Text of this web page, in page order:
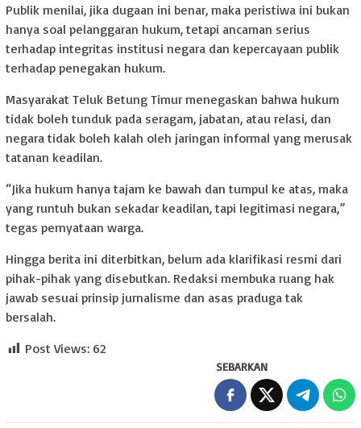
Publik menilai, jika dugaan ini benar, maka peristiwa ini bukan
hanya soal pelanggaran hukum, tetapi ancaman serius
terhadap integritas institusi negara dan kepercayaan publik
terhadap penegakan hukum.
Masyarakat Teluk Betung Timur menegaskan bahwa hukum
tidak boleh tunduk pada seragam, jabatan, atau relasi, dan
negara tidak boleh kalah oleh jaringan informal yang merusak
tatanan keadilan.
“Jika hukum hanya tajam ke bawah dan tumpul ke atas, maka
yang runtuh bukan sekadar keadilan, tapi legitimasi negara,”
tegas pernyataan warga.
Hingga berita ini diterbitkan, belum ada klarifikasi resmi dari
pihak-pihak yang disebutkan. Redaksi membuka ruang hak
jawab sesuai prinsip jurnalisme dan asas praduga tak
bersalah.
Post Views: 62
SEBARKAN